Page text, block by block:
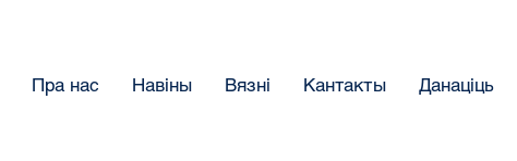
Пра нас Навіны Вязнi Кантакты Данацiць